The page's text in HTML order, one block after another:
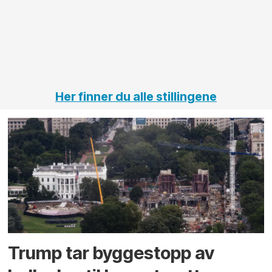
Her finner du alle stillingene
Trump tar byggestopp av